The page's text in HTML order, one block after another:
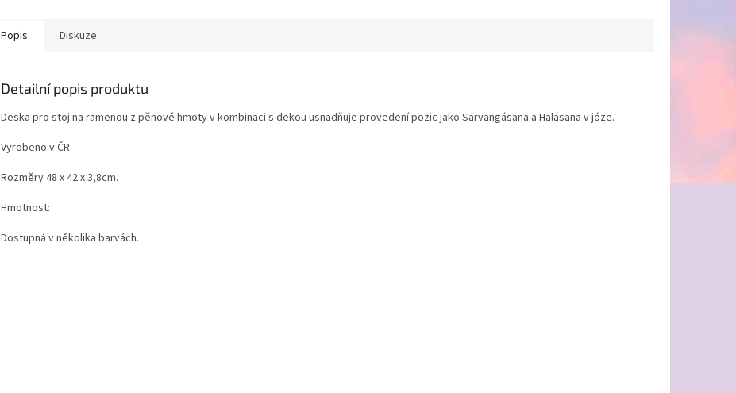
Popis Diskuze
Detailní popis produktu
Deska pro stoj na ramenou z pěnové hmoty v kombinaci s dekou usnadňuje provedení pozic jako Sarvangásana a Halásana v józe.
Vyrobeno v ČR.
Rozměry 48 x 42 x 3,8cm.
Hmotnost:
Dostupná v několika barvách.